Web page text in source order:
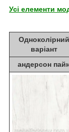
Усі елементи
Одноколірний
варіант
андерсон